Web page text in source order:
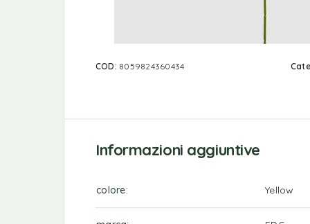
COD: 8059824360434
Informazioni aggiuntive
colore Yellow